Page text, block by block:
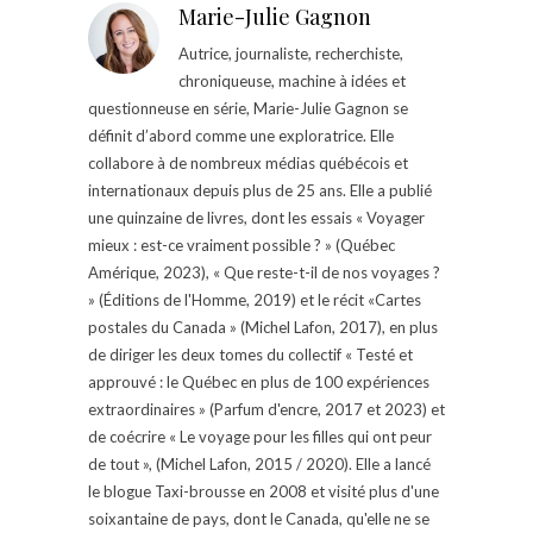
Marie-Julie Gagnon
Autrice, journaliste, recherchiste,
chroniqueuse, machine à idées et
questionneuse en série, Marie-Julie Gagnon se
définit d’abord comme une exploratrice. Elle
collabore à de nombreux médias québécois et
internationaux depuis plus de 25 ans. Elle a publié
une quinzaine de livres, dont les essais « Voyager
mieux : est-ce vraiment possible ? » (Québec
Amérique, 2023), « Que reste-t-il de nos voyages ?
» (Éditions de l'Homme, 2019) et le récit «Cartes
postales du Canada » (Michel Lafon, 2017), en plus
de diriger les deux tomes du collectif « Testé et
approuvé : le Québec en plus de 100 expériences
extraordinaires » (Parfum d'encre, 2017 et 2023) et
de coécrire « Le voyage pour les filles qui ont peur
de tout », (Michel Lafon, 2015 / 2020). Elle a lancé
le blogue Taxi-brousse en 2008 et visité plus d'une
soixantaine de pays, dont le Canada, qu'elle ne se